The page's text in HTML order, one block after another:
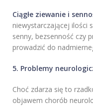
Ciągłe ziewanie i
niewystarczającej ilości
senny, bezsenność czy
prowadzić do
5. Problemy
Choć zdarza się to
objawem chorób